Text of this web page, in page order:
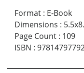
Format : E-Book
Dimensions :
Page Count : 109
ISBN :